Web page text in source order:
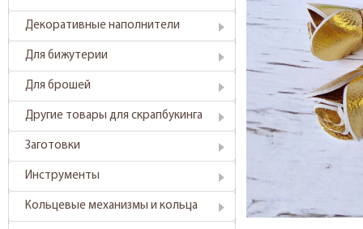
Декоративные наполнители
Для бижутерии
Для брошей
Другие товары для скрапбукинга
Заготовки
Инструменты
Кольцевые механизмы и кольца